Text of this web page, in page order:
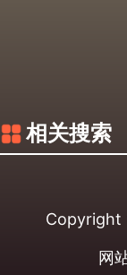
相关搜索
网